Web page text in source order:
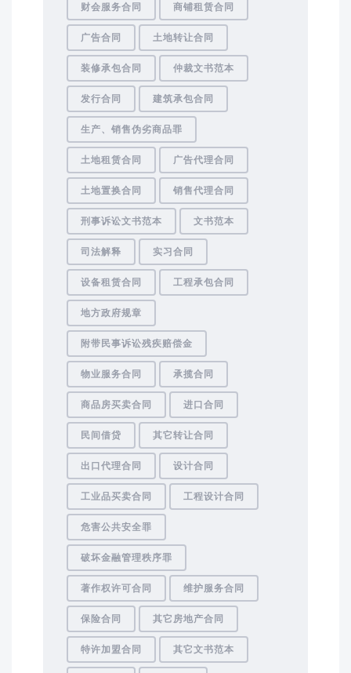
财会服务合同 商铺租赁合同
广告合同 土地转让合同
装修承包合同 仲裁文书范本
发行合同 建筑承包合同
生产、销售伪劣商品罪
土地租赁合同 广告代理合同
土地置换合同 销售代理合同
刑事诉讼文书范本 文书范本
司法解释 实习合同
设备租赁合同 工程承包合同
地方政府规章
附带民事诉讼残疾赔偿金
物业服务合同 承揽合同
商品房买卖合同 进口合同
民间借贷 其它转让合同
出口代理合同 设计合同
工业品买卖合同 工程设计合同
危害公共安全罪
破坏金融管理秩序罪
著作权许可合同 维护服务合同
保险合同 其它房地产合同
特许加盟合同 其它文书范本